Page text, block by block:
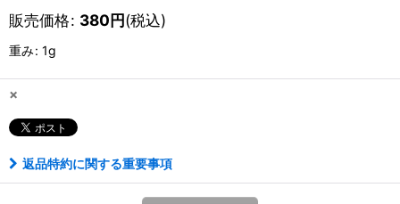
販売価格: 380円(税込)
重み: 1g
×
返品特約に関する重要事項